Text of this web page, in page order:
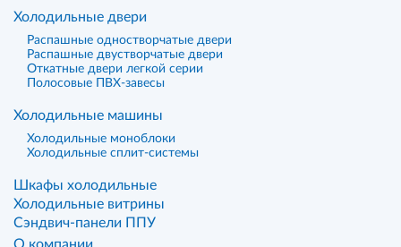
Холодильные двери
Распашные одностворчатые двери
Распашные двустворчатые двери
Откатные двери легкой серии
Полосовые ПВХ-завесы
Холодильные машины
Холодильные моноблоки
Холодильные сплит-системы
Шкафы холодильные
Холодильные витрины
Сэндвич-панели ППУ